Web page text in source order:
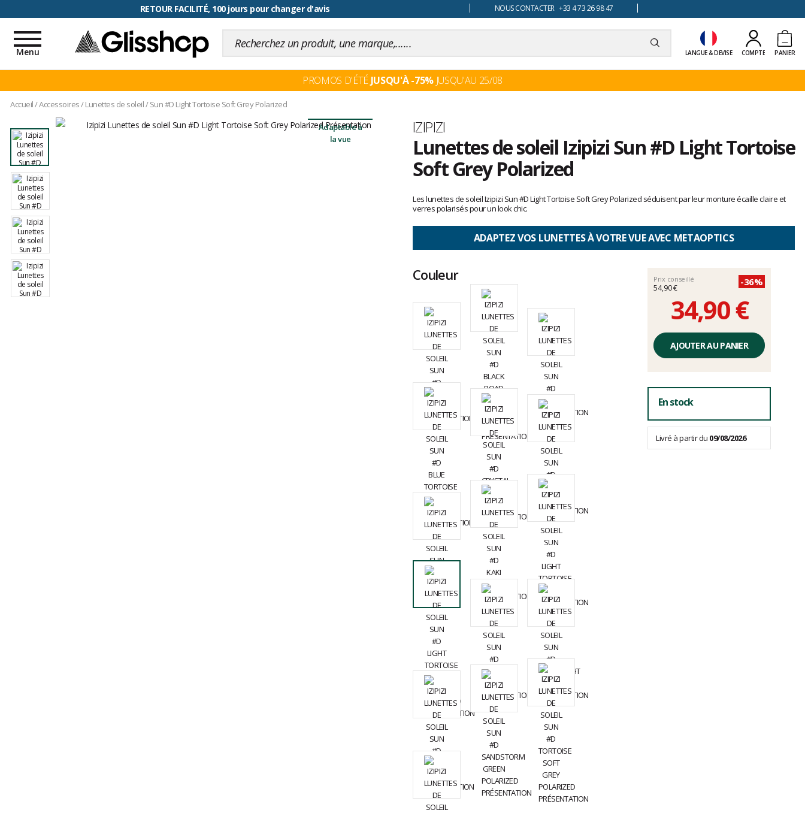
RETOUR FACILITÉ, 100 jours pour changer d'avis NOUS CONTACTER +33 4 73 26 98 47
LANGUE & DEVISE COMPTE PANIER
Toggle
navigation
Menu
PROMOS D'ÉTÉ JUSQU'À -75%JUSQU'AU 25/08
Accueil/Accessoires/Lunettes de soleil/Sun #D Light Tortoise Soft Grey Polarized
Adaptable à
la vue
Marque
IZIPIZI
Lunettes de soleil Izipizi Sun #D Light Tortoise
Soft Grey Polarized
avis
clients
Les lunettes de soleil Izipizi Sun #D Light Tortoise Soft Grey Polarized séduisent par leur monture écaille claire et
verres polarisés pour un look chic.
ADAPTEZ VOS LUNETTES À VOTRE VUE AVEC METAOPTICS
Couleur Prix conseillé
54,90 €
-36%
34,90 €
Prix
unitaire,
hors
frais
AJOUTER AU PANIER
En stock
Livré à partir du 09/08/2026